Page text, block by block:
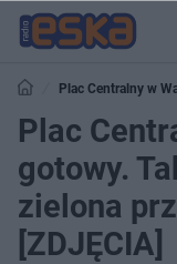
Plac Centralny w
przestrzeń pod PKiN
Plac
gotowy.
zielona
[ZDJĘCIA]